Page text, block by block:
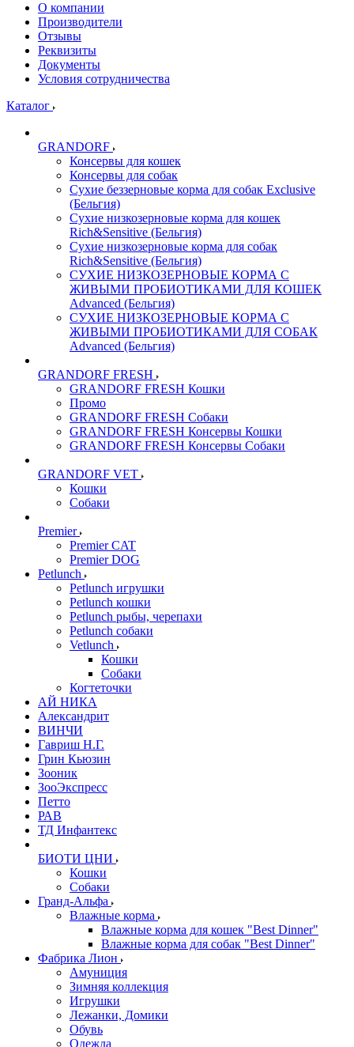
О компании
Производители
Отзывы
Реквизиты
Документы
Условия сотрудничества
Каталог
GRANDORF
Консервы для кошек
Консервы для собак
Сухие беззерновые корма для собак Exclusive
(Бельгия)
Сухие низкозерновые корма для кошек
Rich&Sensitive (Бельгия)
Сухие низкозерновые корма для собак
Rich&Sensitive (Бельгия)
СУХИЕ НИЗКОЗЕРНОВЫЕ КОРМА С
ЖИВЫМИ ПРОБИОТИКАМИ ДЛЯ КОШЕК
Advanced (Бельгия)
СУХИЕ НИЗКОЗЕРНОВЫЕ КОРМА С
ЖИВЫМИ ПРОБИОТИКАМИ ДЛЯ СОБАК
Advanced (Бельгия)
GRANDORF FRESH
GRANDORF FRESH Кошки
Промо
GRANDORF FRESH Собаки
GRANDORF FRESH Консервы Кошки
GRANDORF FRESH Консервы Собаки
GRANDORF VET
Кошки
Собаки
Premier
Premier CAT
Premier DOG
Petlunch
Petlunch игрушки
Petlunch кошки
Petlunch рыбы, черепахи
Petlunch собаки
Vetlunch
Кошки
Собаки
Когтеточки
АЙ НИКА
Александрит
ВИНЧИ
Гавриш Н.Г.
Грин Кьюзин
Зооник
ЗооЭкспресс
Петто
РАВ
ТД Инфантекс
БИОТИ ЦНИ
Кошки
Собаки
Гранд-Альфа
Влажные корма
Влажные корма для кошек "Best Dinner"
Влажные корма для собак "Best Dinner"
Фабрика Лион
Амуниция
Зимняя коллекция
Игрушки
Лежанки, Домики
Обувь
Одежда